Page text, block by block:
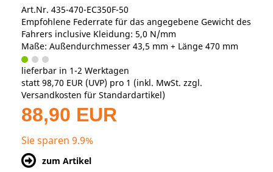
Art.Nr. 435-470-EC350F-50
Empfohlene Federrate für das angegebene Gewicht des
Fahrers inclusive Kleidung: 5,0 N/mm
Maße: Außendurchmesser 43,5 mm + Länge 470 mm
lieferbar in 1-2 Werktagen
statt 98,70 EUR (UVP) pro 1 (inkl. MwSt. zzgl.
Versandkosten für Standardartikel)
88,90 EUR
Sie sparen 9.9%
zum Artikel